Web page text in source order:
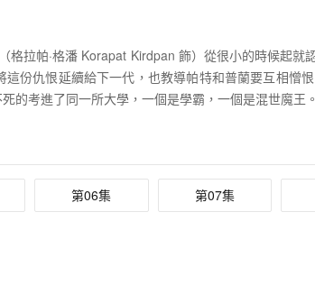
拉帕·格潘 Korapat Kirdpan 飾）從很小的時候起就
份仇恨延續給下一代，也教導帕特和普蘭要互相憎
的考進了同一所大學，一個是學霸，一個是混世魔王
第06集 第07集